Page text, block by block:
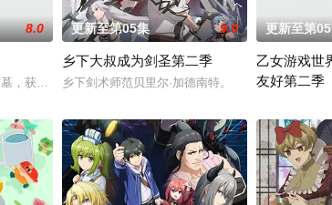
事。本剧集围绕着平凡的中学生平太郎和两个好友燕和广志
8.0
，获得墓中“宝物”之人便能获得先人的异能，全世界为获得
更新至第05集 9.0
乡下大叔成为剑圣第二季
乡下剑术师范贝里尔·加德南特。
更新至第
乙女游戏世
友好第二季